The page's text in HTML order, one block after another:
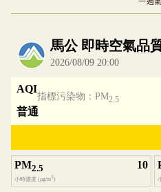
內嵌空氣品質小工具